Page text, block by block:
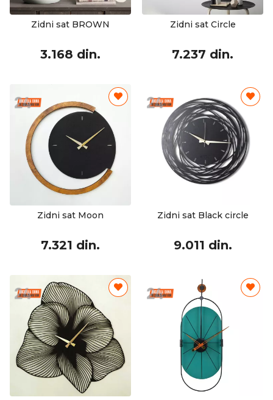
Zidni sat BROWN
3.168 din.
Zidni sat Circle
7.237 din.
Zidni sat Moon
7.321 din.
Zidni sat Black circle
9.011 din.